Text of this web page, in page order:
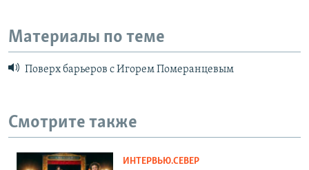
Материалы по теме
Поверх барьеров с Игорем Померанцевым
Смотрите также
ИНТЕРВЬЮ.СЕВЕР